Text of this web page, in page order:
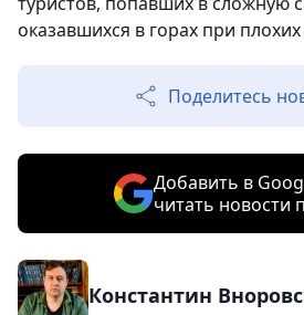
оказавшихся в горах при
Поделитесь
Добавить в
читать новости
Константин